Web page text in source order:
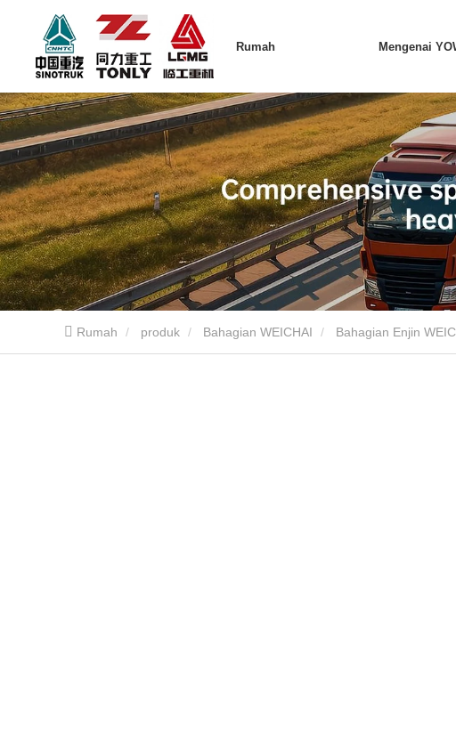
Rumah Mengenai
Rumah produk Bahagian WEICHAI Bahagian Enjin